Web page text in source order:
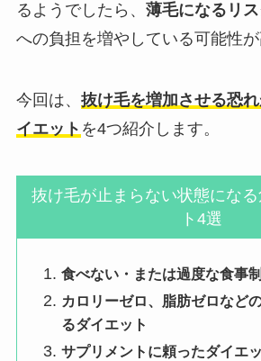
るようでしたら、 薄毛になるリス
への負担を増やしている可能性が
今回は、 抜け毛を増加させる恐
イエット を4つ紹介します。
抜け毛が止まらない状態にな
ト4選
食べない・または過度な食事
カロリーゼロ、脂肪ゼロなど
るダイエット
サプリメントに頼ったダイエ